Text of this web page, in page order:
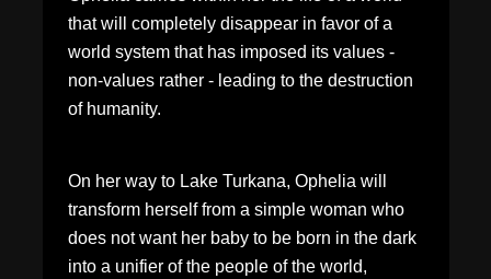
that will completely disappear in favor of a
world system that has imposed its values -
non-values rather - leading to the destruction
of humanity.
On her way to Lake Turkana, Ophelia will
transform herself from a simple woman who
does not want her baby to be born in the dark
into a unifier of the people of the world,